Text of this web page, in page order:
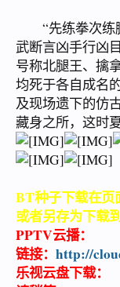
“先练拳次练
武断言凶手行凶
号称北腿王、擒
均死于各自成名
及现场遗下的仿
藏身之所，这时
BT种子下载在页
或者另存为下载
PPTV云播：
链接： http://
乐视云盘下载：